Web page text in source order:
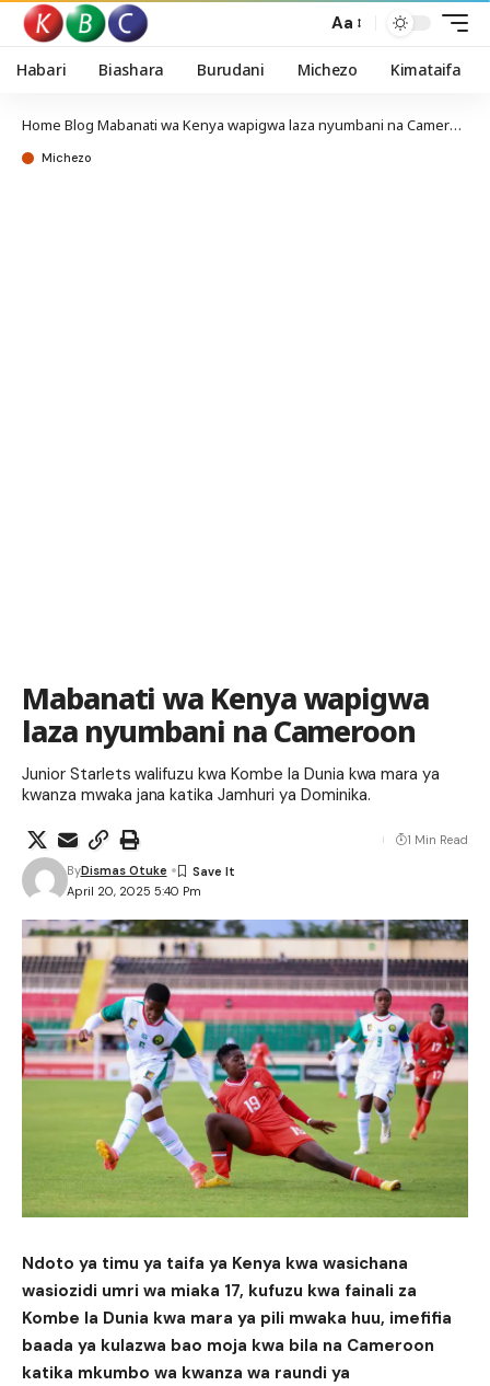
Aa
Habari Biashara Burudani Michezo Kimataifa
Home Blog Mabanati wa Kenya wapigwa laza nyumbani na Cameroon
Michezo
Mabanati wa Kenya wapigwa
laza nyumbani na Cameroon
Junior Starlets walifuzu kwa Kombe la Dunia kwa mara ya
kwanza mwaka jana katika Jamhuri ya Dominika.
April 20, 2025 5:40 Pm
ByDismas Otuke
1 Min Read
Ndoto ya timu ya taifa ya Kenya kwa wasichana
wasiozidi umri wa miaka 17, kufuzu kwa fainali za
Kombe la Dunia kwa mara ya pili mwaka huu, imefifia
baada ya kulazwa bao moja kwa bila na Cameroon
katika mkumbo wa kwanza wa raundi ya